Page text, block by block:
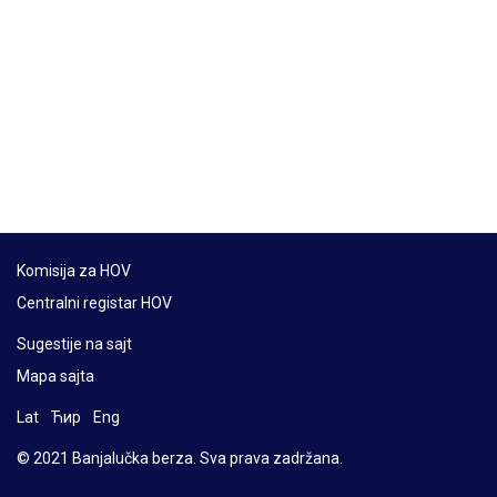
Komisija za HOV
Centralni registar HOV
Sugestije na sajt
Mapa sajta
Lat Ћир Eng
© 2021 Banjalučka berza. Sva prava zadržana.